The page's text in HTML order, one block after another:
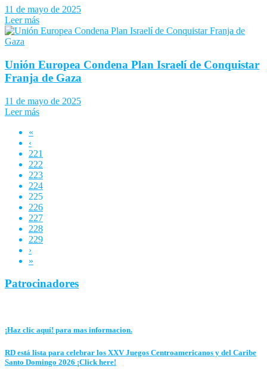
11 de mayo de 2025
Leer más
Unión Europea Condena Plan Israelí de Conquistar
Franja de Gaza
11 de mayo de 2025
Leer más
«
‹
221
222
223
224
225
226
227
228
229
›
»
Patrocinadores
¡Haz clic aquí! para mas informacion.
RD está lista para celebrar los XXV Juegos Centroamericanos y del Caribe
Santo Domingo 2026 ¡Click here!